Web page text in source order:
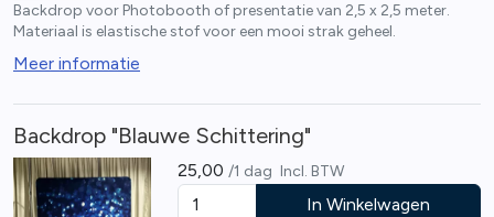
Backdrop voor Photobooth of presentatie van 2,5 x 2,5 meter.
Materiaal is elastische stof voor een mooi strak geheel.
Meer informatie
Backdrop "Blauwe Schittering"
25,00 /1 dag Incl. BTW
In Winkelwagen